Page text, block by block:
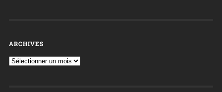
ARCHIVES